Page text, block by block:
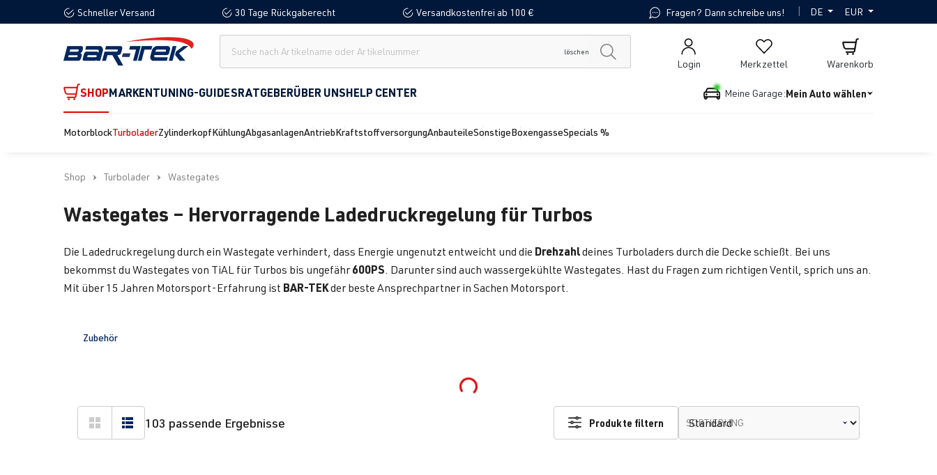
Zur Hauptnavigation springen
Schneller Versand 30 Tage Rückgaberecht Versandkostenfrei ab 100 € Fragen? Dann schreibe uns! | DE EUR
löschen
Merkzettel
Login Warenkorb
SHOPMARKENTUNING-GUIDESRATGEBERÜBER UNSHELP CENTER Meine Garage:Mein Auto wählen
MotorblockTurboladerZylinderkopfKühlungAbgasanlagenAntriebKraftstoffversorgungAnbauteileSonstigeBoxengasseSpecials %
Shop Turbolader Wastegates
Wastegates – Hervorragende Ladedruckregelung für Turbos
Die Ladedruckregelung durch ein Wastegate verhindert, dass Energie ungenutzt entweicht und die Drehzahldeines Turboladers durch die Decke schießt. Bei uns
bekommst du Wastegates von TiAL für Turbos bis ungefähr600PS. Darunter sind auch wassergekühlte Wastegates. Hast du Fragen zum richtigen Ventil, sprich uns an.
Mit über 15 Jahren Motorsport-Erfahrung ist BAR-TEKder beste Ansprechpartner in Sachen Motorsport.
Zubehör
Loading...
103 passende Ergebnisse Produkte filtern SORTIERUNG